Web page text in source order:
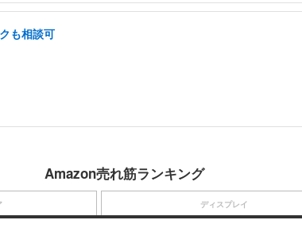
も相談可
Amazon売れ筋ランキング
ディスプレイ